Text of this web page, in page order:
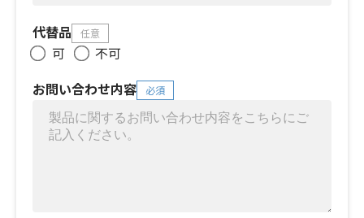
代替品 任意
可
不可
お問い合わせ内容
必須